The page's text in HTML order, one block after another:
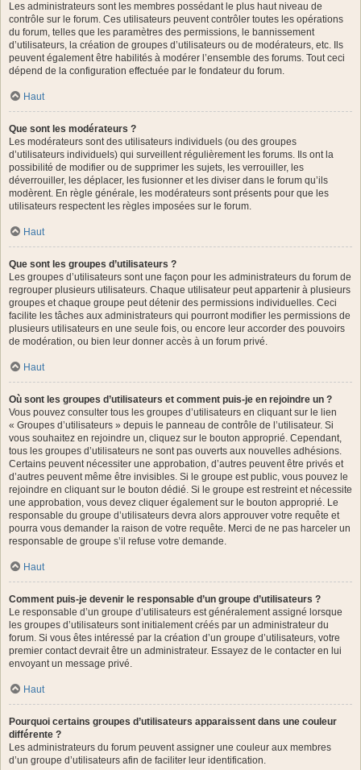
Les administrateurs sont les membres possédant le plus haut niveau de
contrôle sur le forum. Ces utilisateurs peuvent contrôler toutes les opérations
du forum, telles que les paramètres des permissions, le bannissement
d’utilisateurs, la création de groupes d’utilisateurs ou de modérateurs, etc. Ils
peuvent également être habilités à modérer l’ensemble des forums. Tout ceci
dépend de la configuration effectuée par le fondateur du forum.
Haut
Que sont les modérateurs ?
Les modérateurs sont des utilisateurs individuels (ou des groupes
d’utilisateurs individuels) qui surveillent régulièrement les forums. Ils ont la
possibilité de modifier ou de supprimer les sujets, les verrouiller, les
déverrouiller, les déplacer, les fusionner et les diviser dans le forum qu’ils
modèrent. En règle générale, les modérateurs sont présents pour que les
utilisateurs respectent les règles imposées sur le forum.
Haut
Que sont les groupes d’utilisateurs ?
Les groupes d’utilisateurs sont une façon pour les administrateurs du forum de
regrouper plusieurs utilisateurs. Chaque utilisateur peut appartenir à plusieurs
groupes et chaque groupe peut détenir des permissions individuelles. Ceci
facilite les tâches aux administrateurs qui pourront modifier les permissions de
plusieurs utilisateurs en une seule fois, ou encore leur accorder des pouvoirs
de modération, ou bien leur donner accès à un forum privé.
Haut
Où sont les groupes d’utilisateurs et comment puis-je en rejoindre un ?
Vous pouvez consulter tous les groupes d’utilisateurs en cliquant sur le lien
« Groupes d’utilisateurs » depuis le panneau de contrôle de l’utilisateur. Si
vous souhaitez en rejoindre un, cliquez sur le bouton approprié. Cependant,
tous les groupes d’utilisateurs ne sont pas ouverts aux nouvelles adhésions.
Certains peuvent nécessiter une approbation, d’autres peuvent être privés et
d’autres peuvent même être invisibles. Si le groupe est public, vous pouvez le
rejoindre en cliquant sur le bouton dédié. Si le groupe est restreint et nécessite
une approbation, vous devez cliquer également sur le bouton approprié. Le
responsable du groupe d’utilisateurs devra alors approuver votre requête et
pourra vous demander la raison de votre requête. Merci de ne pas harceler un
responsable de groupe s’il refuse votre demande.
Haut
Comment puis-je devenir le responsable d’un groupe d’utilisateurs ?
Le responsable d’un groupe d’utilisateurs est généralement assigné lorsque
les groupes d’utilisateurs sont initialement créés par un administrateur du
forum. Si vous êtes intéressé par la création d’un groupe d’utilisateurs, votre
premier contact devrait être un administrateur. Essayez de le contacter en lui
envoyant un message privé.
Haut
Pourquoi certains groupes d’utilisateurs apparaissent dans une couleur
différente ?
Les administrateurs du forum peuvent assigner une couleur aux membres
d’un groupe d’utilisateurs afin de faciliter leur identification.